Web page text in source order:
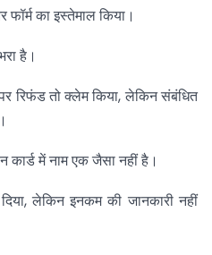
का इस्तेमाल किया।
है।
रिफंड तो क्लेम किया, लेकिन संबंधित
कार्ड में नाम एक जैसा नहीं है।
लेकिन इनकम की जानकारी नहीं